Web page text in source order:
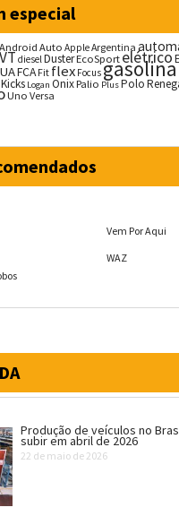
especial
Android Auto AppleArgentina
diesel DusterEcoSportelétrico
FCA Fit flex Focusgasolina
Kicks Logan OnixPalio PlusPolo
Uno Versa
Vem Por Aqui
WAZ
Produção de veículos no
subir em abril de 2026
22 de maio de 2026